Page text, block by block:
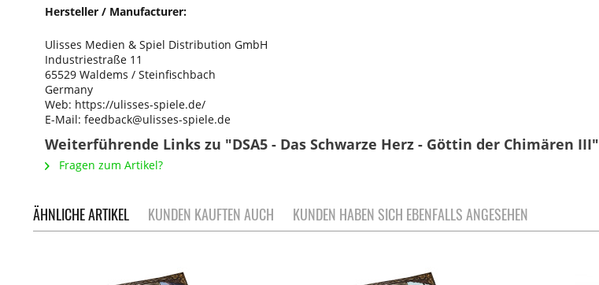
Hersteller / Manufacturer:
Ulisses Medien & Spiel Distribution GmbH
Industriestraße 11
65529 Waldems / Steinfischbach
Germany
Web: https://ulisses-spiele.de/
E-Mail: feedback@ulisses-spiele.de
Weiterführende Links zu "DSA5 - Das Schwarze Herz - Göttin der Chimären III"
Fragen zum Artikel?
ÄHNLICHE ARTIKEL KUNDEN KAUFTEN AUCH KUNDEN HABEN SICH EBENFALLS ANGESEHEN